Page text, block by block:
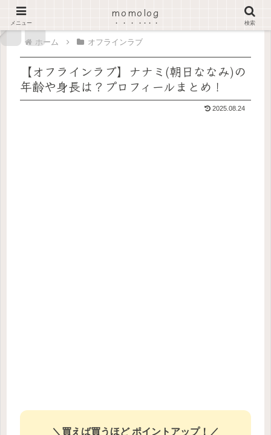
PR
ホーム オフラインラブ
【オフラインラブ】ナナミ(朝日ななみ)の
年齢や身長は？プロフィールまとめ！
2025.08.24
＼買えば買うほど ポイントアップ！／
メニュー
momolog
検索